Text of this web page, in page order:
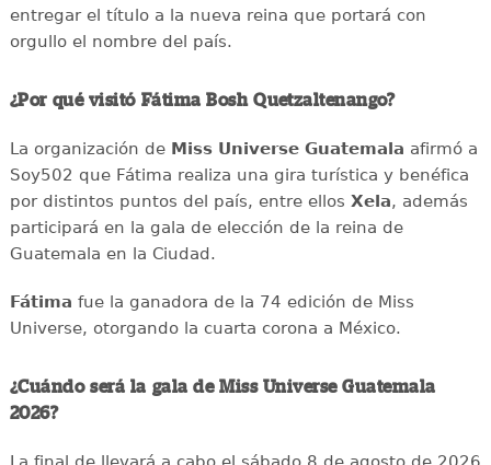
entregar el título a la nueva reina que portará con
orgullo el nombre del país.
¿Por qué visitó Fátima Bosh Quetzaltenango?
La organización de Miss Universe Guatemala afirmó a
Soy502 que Fátima realiza una gira turística y benéfica
por distintos puntos del país, entre ellos Xela, además
participará en la gala de elección de la reina de
Guatemala en la Ciudad.
Fátima fue la ganadora de la 74 edición de Miss
Universe, otorgando la cuarta corona a México.
¿Cuándo será la gala de Miss Universe Guatemala
2026?